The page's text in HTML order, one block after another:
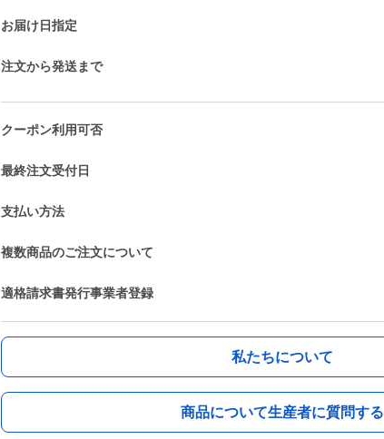
お届け日指定
注文から発送まで
クーポン利用可否
最終注文受付日
支払い方法
複数商品のご注文について
適格請求書発行事業者登録
私たちについて
商品について生産者に質問する